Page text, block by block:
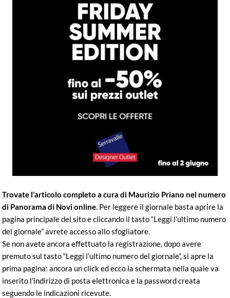
Trovate l’articolo completo a cura di Maurizio Priano nel numero
di Panorama di Novi online . Per leggere il giornale basta aprire la
pagina principale del sito e cliccando il tasto “Leggi l’ultimo numero
del giornale” avrete accesso allo sfogliatore.
Se non avete ancora effettuato la registrazione, dopo avere
premuto sul tasto “Leggi l’ultimo numero del giornale”, si apre la
prima pagina: ancora un click ed ecco la schermata nella quale va
inserito l’indirizzo di posta elettronica e la password creata
seguendo le indicazioni ricevute.